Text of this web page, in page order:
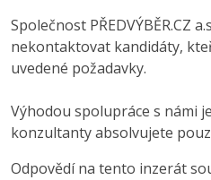
Společnost PŘEDVÝBĚR.CZ
nekontaktovat kandidáty,
uvedené požadavky.
Výhodou spolupráce s námi
konzultanty absolvujete
Odpovědí na tento inzerát